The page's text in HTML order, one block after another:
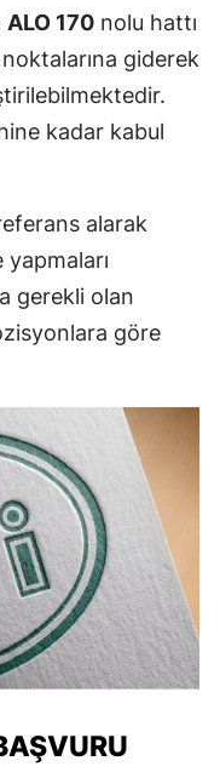
ALO 170 nolu hattı
giderek
kadar kabul
alarak
yapmaları
gerekli olan
göre